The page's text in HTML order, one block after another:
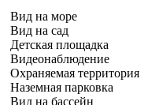
Вид на море
Вид на сад
Детская площадка
Видеонаблюдение
Охраняемая территория
Наземная парковка
Вид на бассейн